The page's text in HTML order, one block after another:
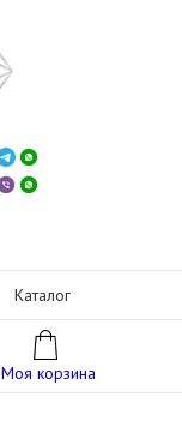
Каталог
Моя корзина